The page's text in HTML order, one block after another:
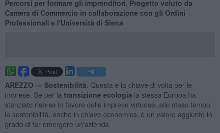
Percorsi per formare gli imprenditori. Progetto voluto da
Camera di Commercio in collaborazione con gli Ordini
Professionali e l'Università di Siena
AREZZO — Sostenibilità . Questa è la chiave di volta per le
imprese. Se per la transizione ecologia la stessa Europa ha
stanziato risorse in favore delle imprese virtuose, allo steso tempo
la sostenibilità, anche in chiave economica, è un valore aggiunto in
grado di far emergere un'azienda.